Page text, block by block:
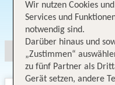
Wir nutzen Cookies
Services und
notwendig sind.
Darüber hinaus und
„Zustimmen“
zu fünf Partner als
Gerät setzen, andere